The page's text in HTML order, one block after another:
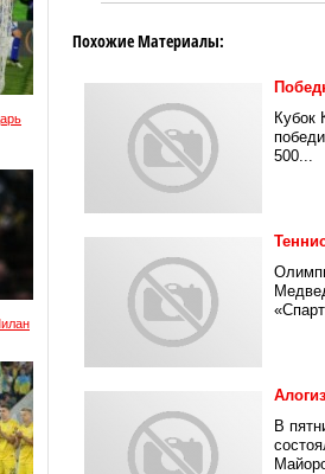
Похожие Материалы:
Кубок
500...
В